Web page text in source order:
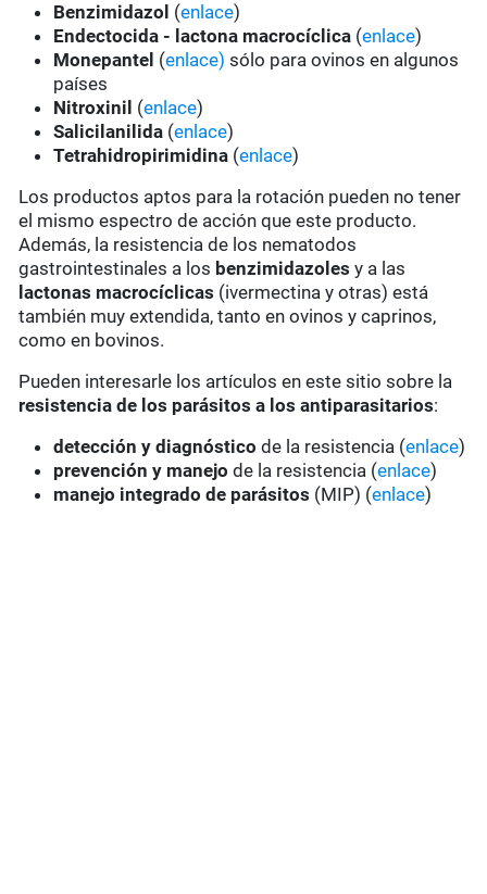
Benzimidazol (enlace)
Endectocida - lactona macrocíclica (enlace)
Monepantel (enlace) sólo para ovinos en algunos
países
Nitroxinil (enlace)
Salicilanilida (enlace)
Tetrahidropirimidina (enlace)
Los productos aptos para la rotación pueden no tener
el mismo espectro de acción que este producto.
Además, la resistencia de los nematodos
gastrointestinales a los benzimidazoles y a las
lactonas macrocíclicas (ivermectina y otras) está
también muy extendida, tanto en ovinos y caprinos,
como en bovinos.
Pueden interesarle los artículos en este sitio sobre la
resistencia de los parásitos a los antiparasitarios:
detección y diagnóstico de la resistencia (enlace)
prevención y manejo de la resistencia (enlace)
manejo integrado de parásitos (MIP) (enlace)